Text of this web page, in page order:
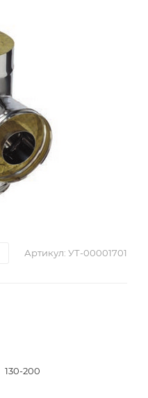
Артикул: УТ-00001701
130-200